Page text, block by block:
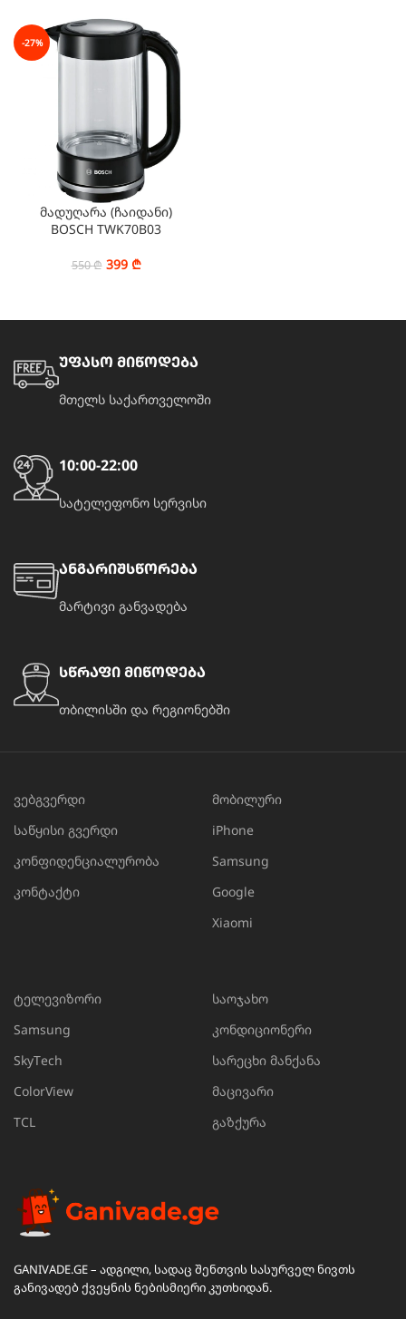
-27%
მადუღარა (ჩაიდანი)
BOSCH TWK70B03
550₾ 399 ₾
უფასო მიწოდება
მთელს საქართველოში
10:00-22:00
სატელეფონო სერვისი
ანგარიშსწორება
მარტივი განვადება
სწრაფი მიწოდება
თბილისში და რეგიონებში
ვებგვერდი
საწყისი გვერდი
კონფიდენციალურობა
კონტაქტი
მობილური
iPhone
Samsung
Google
Xiaomi
ტელევიზორი
Samsung
SkyTech
ColorView
TCL
საოჯახო
კონდიციონერი
სარეცხი მანქანა
მაცივარი
გაზქურა
GANIVADE.GE – ადგილი, სადაც შენთვის სასურველ ნივთს
განივადებ ქვეყნის ნებისმიერი კუთხიდან.